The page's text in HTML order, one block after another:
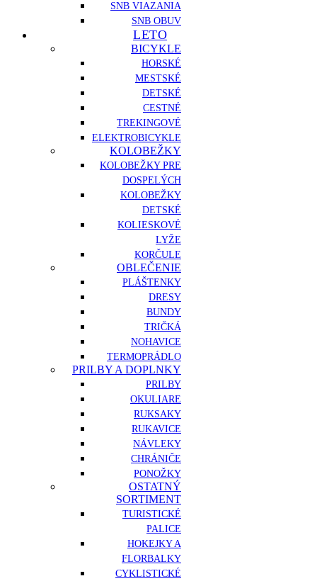
SNB VIAZANIA
SNB OBUV
LETO
BICYKLE
HORSKÉ
MESTSKÉ
DETSKÉ
CESTNÉ
TREKINGOVÉ
ELEKTROBICYKLE
KOLOBEŽKY
KOLOBEŽKY PRE
DOSPELÝCH
KOLOBEŽKY
DETSKÉ
KOLIESKOVÉ
LYŽE
KORČULE
OBLEČENIE
PLÁŠTENKY
DRESY
BUNDY
TRIČKÁ
NOHAVICE
TERMOPRÁDLO
PRILBY A DOPLNKY
PRILBY
OKULIARE
RUKSAKY
RUKAVICE
NÁVLEKY
CHRÁNIČE
PONOŽKY
OSTATNÝ
SORTIMENT
TURISTICKÉ
PALICE
HOKEJKY A
FLORBALKY
CYKLISTICKÉ